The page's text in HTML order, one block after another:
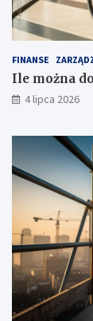
FINANSE
Ile można
4 lipca 2026